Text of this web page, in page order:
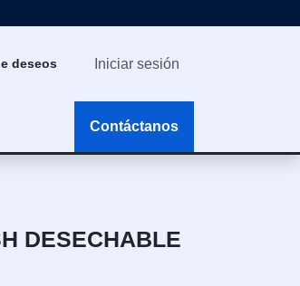
deseos Iniciar sesión
Contáctanos
DESECHABLE